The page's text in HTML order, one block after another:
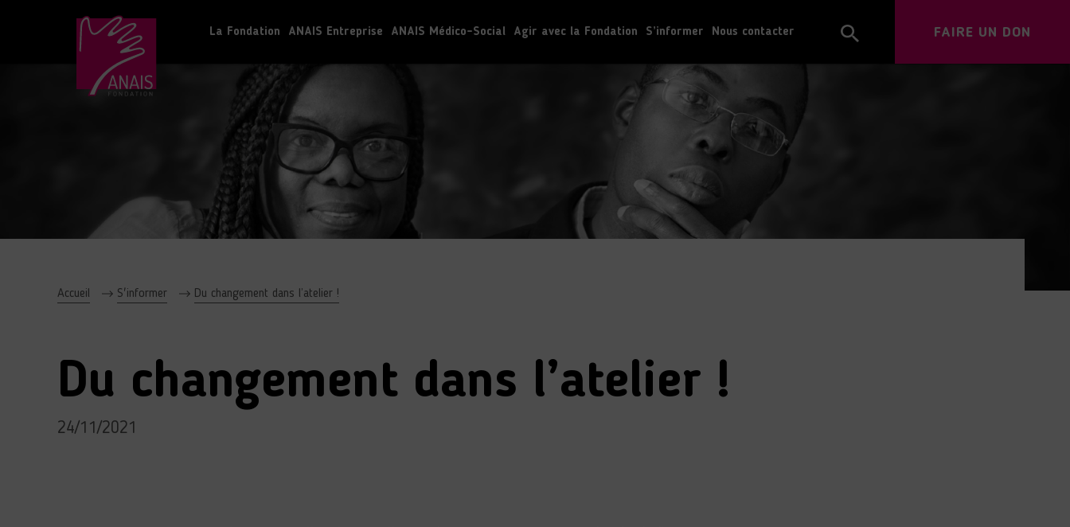
La Fondation ANAIS Entreprise ANAIS Médico-Social Agir avec la Fondation S’informer Nous contacter FAIRE UN DON
Accueil S'informer Du changement dans l’atelier !
Du changement dans l’atelier !
24/11/2021